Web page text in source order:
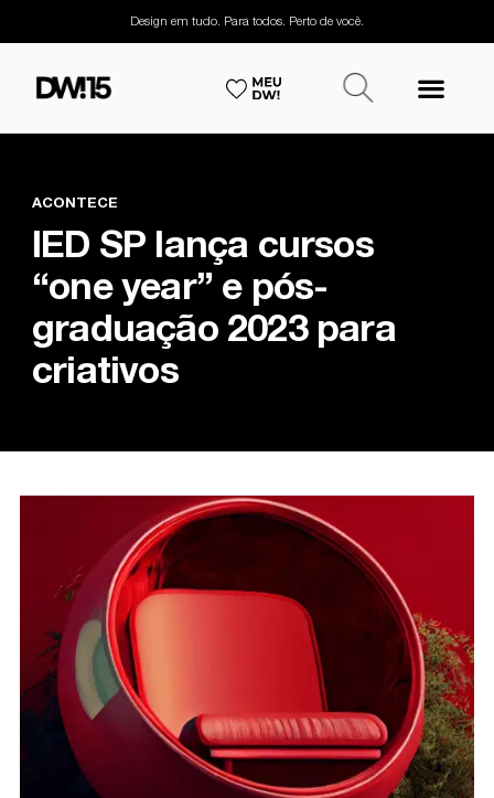
Design em tudo. Para todos. Perto de você.
ACONTECE
IED SP lança cursos
“one year” e pós-
graduação 2023 para
criativos